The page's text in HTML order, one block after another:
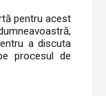
pentru acest
a discuta
procesul de